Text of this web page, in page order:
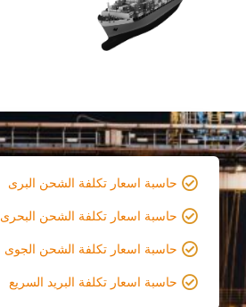
حاسبة اسعار تكلفة الشحن البرى
حاسبة اسعار تكلفة الشحن البحرى
حاسبة اسعار تكلفة الشحن الجوى
حاسبة اسعار تكلفة البريد السريع